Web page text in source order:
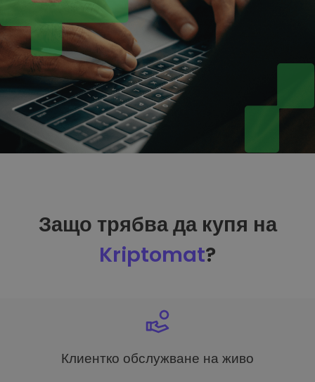
Защо трябва да купя на
Kriptomat?
Клиентко обслужване на живо